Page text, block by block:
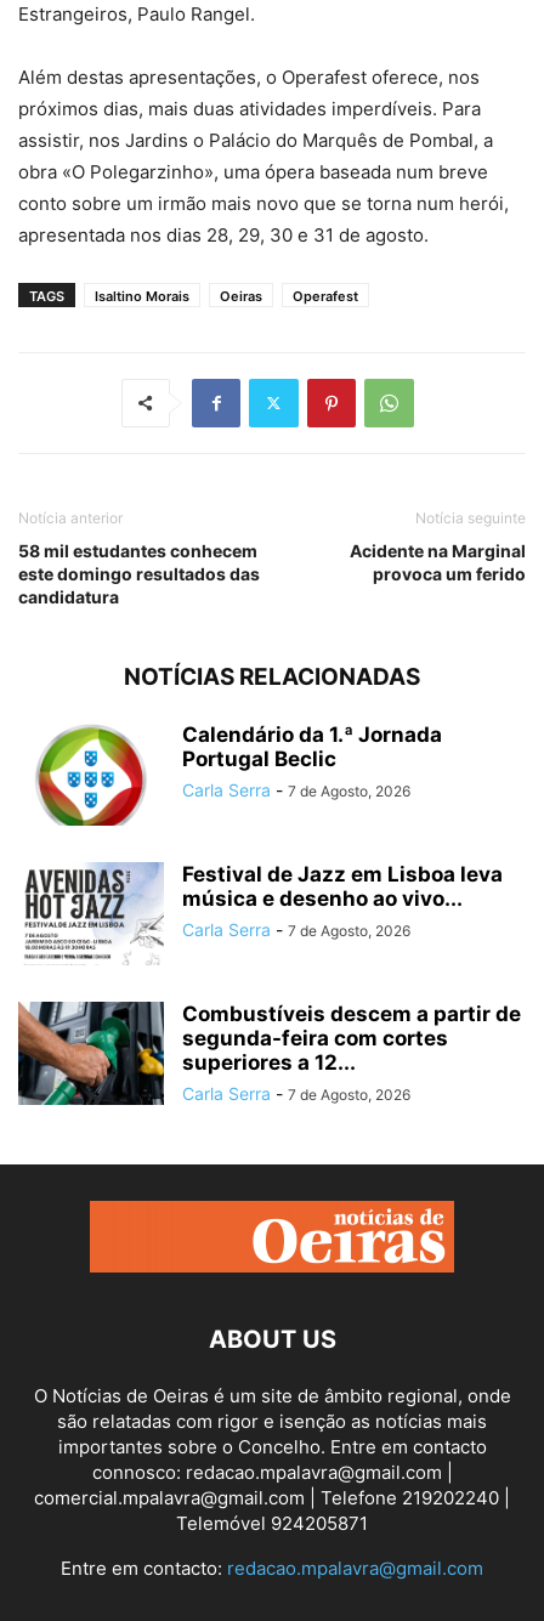
Estrangeiros, Paulo Rangel.
Além destas apresentações, o Operafest oferece, nos
próximos dias, mais duas atividades imperdíveis. Para
assistir, nos Jardins o Palácio do Marquês de Pombal, a
obra «O Polegarzinho», uma ópera baseada num breve
conto sobre um irmão mais novo que se torna num herói,
apresentada nos dias 28, 29, 30 e 31 de agosto.
TAGS Isaltino Morais Oeiras Operafest
Notícia anterior
58 mil estudantes conhecem
este domingo resultados das
candidatura
Notícia seguinte
Acidente na Marginal
provoca um ferido
NOTÍCIAS RELACIONADAS
Calendário da 1.ª Jornada
Portugal Beclic
Carla Serra - 7 de Agosto, 2026
Festival de Jazz em Lisboa leva
música e desenho ao vivo...
Carla Serra - 7 de Agosto, 2026
Combustíveis descem a partir de
segunda-feira com cortes
superiores a 12...
Carla Serra - 7 de Agosto, 2026
ABOUT US
O Notícias de Oeiras é um site de âmbito regional, onde
são relatadas com rigor e isenção as notícias mais
importantes sobre o Concelho. Entre em contacto
connosco: redacao.mpalavra@gmail.com |
comercial.mpalavra@gmail.com | Telefone 219202240 |
Telemóvel 924205871
Entre em contacto: redacao.mpalavra@gmail.com